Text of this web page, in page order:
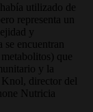
utilizado de
representa un
y
encuentran
que
y la
director del
Nutricia